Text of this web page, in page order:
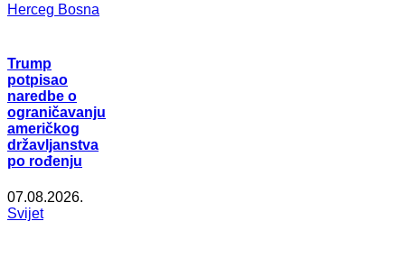
Herceg Bosna
Trump
potpisao
naredbe o
ograničavanju
američkog
državljanstva
po rođenju
07.08.2026.
Svijet